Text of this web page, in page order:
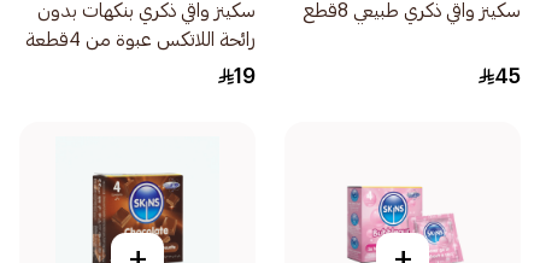
سكينز واقي ذكري طبيعي 8قطع
45
سكينز واقي ذكري بنكهات بدون
رائحة اللاتكس عبوة من 4قطعة
19